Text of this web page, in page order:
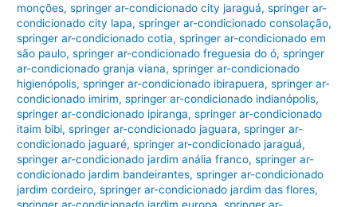
monções,springer ar-condicionado city jaraguá,springer ar-
condicionado city lapa,springer ar-condicionado consolação,
springer ar-condicionado cotia,springer ar-condicionado em
são paulo,springer ar-condicionado freguesia do ó,springer
ar-condicionado granja viana,springer ar-condicionado
higienópolis,springer ar-condicionado ibirapuera,springer ar-
condicionado imirim,springer ar-condicionado indianópolis,
springer ar-condicionado ipiranga,springer ar-condicionado
itaim bibi,springer ar-condicionado jaguara,springer ar-
condicionado jaguaré,springer ar-condicionado jaraguá,
springer ar-condicionado jardim anália franco,springer ar-
condicionado jardim bandeirantes,springer ar-condicionado
jardim cordeiro,springer ar-condicionado jardim das flores,